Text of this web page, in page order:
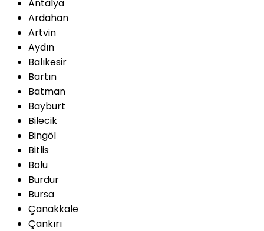
Antalya
Ardahan
Artvin
Aydın
Balıkesir
Bartın
Batman
Bayburt
Bilecik
Bingöl
Bitlis
Bolu
Burdur
Bursa
Çanakkale
Çankırı